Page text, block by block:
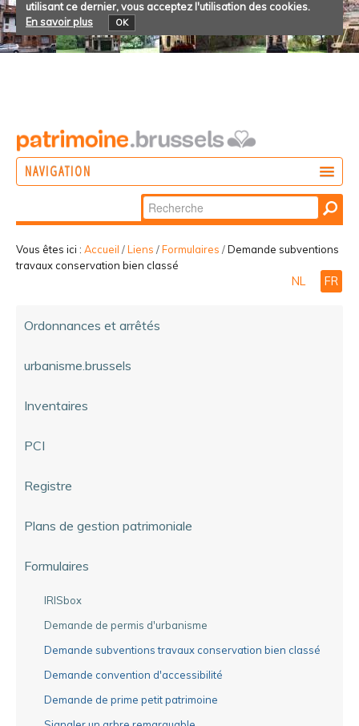
utilisant ce dernier, vous acceptez l'utilisation des cookies.
En savoir plus
OK
NAVIGATION
PARTICIPER
Chercher par
Recherche
avancée…
Vous êtes ici : Accueil /Liens /Formulaires /Demande subventions
travaux conservation bien classé
NL FR
Ordonnances et arrêtés
urbanisme.brussels
Inventaires
PCI
Registre
Plans de gestion patrimoniale
Formulaires
IRISbox
Demande de permis d'urbanisme
Demande subventions travaux conservation bien classé
Demande convention d'accessibilité
Demande de prime petit patrimoine